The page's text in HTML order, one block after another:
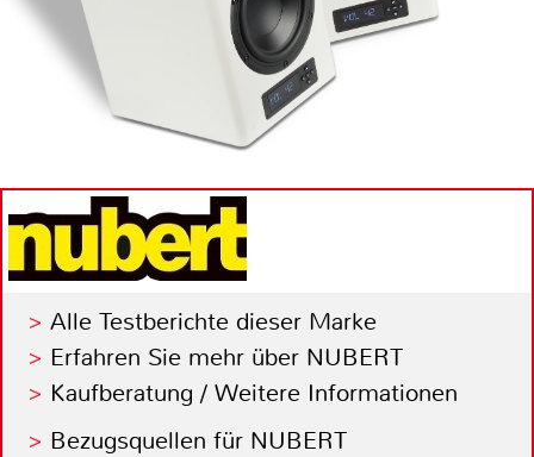
Alle Testberichte dieser Marke
Erfahren Sie mehr über NUBERT
Kaufberatung / Weitere Informationen
Bezugsquellen für NUBERT